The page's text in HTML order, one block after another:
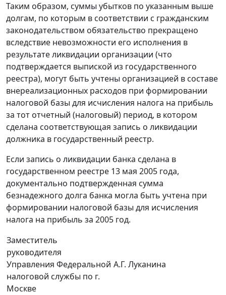
Таким образом, суммы убытков по указанным выше
долгам, по которым в соответствии с гражданским
законодательством обязательство прекращено
вследствие невозможности его исполнения в
результате ликвидации организации (что
подтверждается выпиской из государственного
реестра), могут быть учтены организацией в составе
внереализационных расходов при формировании
налоговой базы для исчисления налога на прибыль
за тот отчетный (налоговый) период, в котором
сделана соответствующая запись о ликвидации
должника в государственный реестр.
Если запись о ликвидации банка сделана в
государственном реестре 13 мая 2005 года,
документально подтвержденная сумма
безнадежного долга банка могла быть учтена при
формировании налоговой базы для исчисления
налога на прибыль за 2005 год.
Заместитель
руководителя
Управления Федеральной
налоговой службы по г.
Москве
А.Г. Луканина